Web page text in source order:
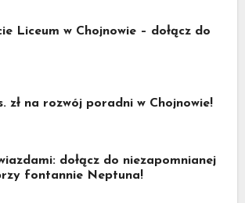
Liceum w Chojnowie – dołącz do
zł na rozwój poradni w Chojnowie!
dołącz do niezapomnianej
fontannie Neptuna!